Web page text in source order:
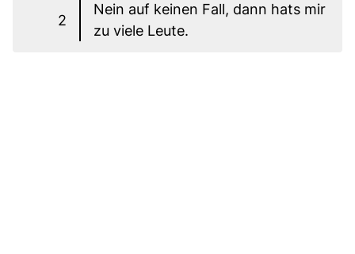
2
Nein auf keinen Fall, dann hats mir
zu viele Leute.